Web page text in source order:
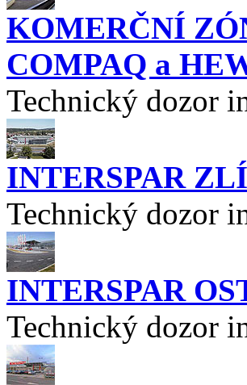
KOMERČNÍ
COMPAQ a
Technický dozor
INTERSPAR
Technický dozor
INTERSPAR
Technický dozor